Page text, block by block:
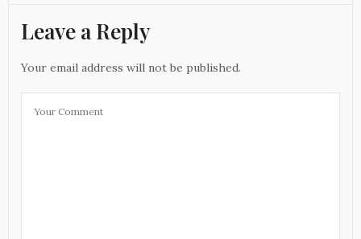
Leave a Reply
Your email address will not be published.